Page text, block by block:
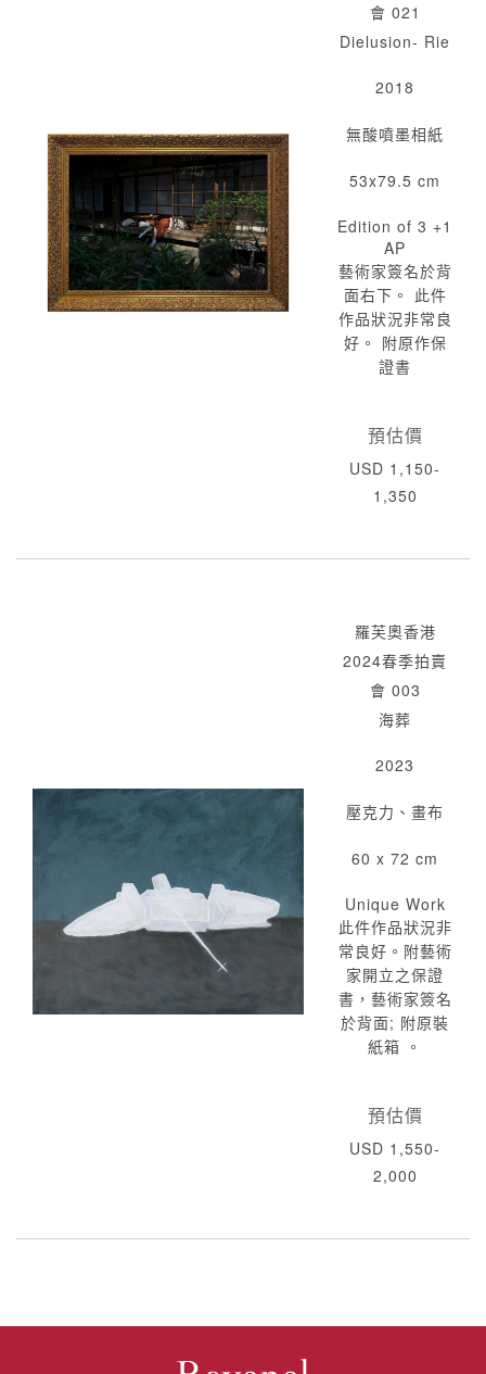
會 021
Dielusion- Rie
2018
無酸噴墨相紙
53x79.5 cm
Edition of 3 +1
AP
藝術家簽名於背
面右下。 此件
作品狀況非常良
好。 附原作保
證書
預估價
USD 1,150-
1,350
羅芙奧香港
2024春季拍賣
會 003
海葬
2023
壓克力、畫布
60 x 72 cm
Unique Work
此件作品狀況非
常良好。附藝術
家開立之保證
書，藝術家簽名
於背面; 附原裝
紙箱 。
預估價
USD 1,550-
2,000